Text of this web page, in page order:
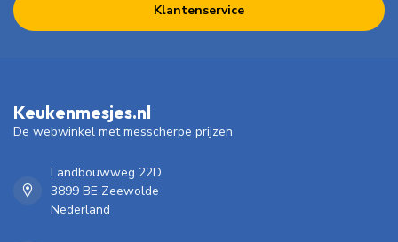
Klantenservice
Keukenmesjes.nl
De webwinkel met messcherpe prijzen
Landbouwweg 22D
3899 BE Zeewolde
Nederland